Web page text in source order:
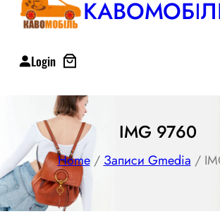
Login
IMG 9760
Home/ Записи Gmedia /